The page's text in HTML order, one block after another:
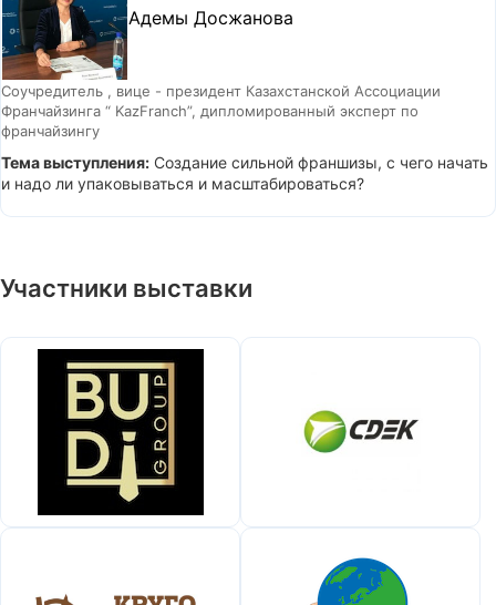
Адемы Досжанова
Соучредитель , вице - президент Казахстанской Ассоциации
Франчайзинга “ KazFranch”, дипломированный эксперт по
франчайзингу
Тема выступления: Создание сильной франшизы, с чего начать
и надо ли упаковываться и масштабироваться?
Участники выставки